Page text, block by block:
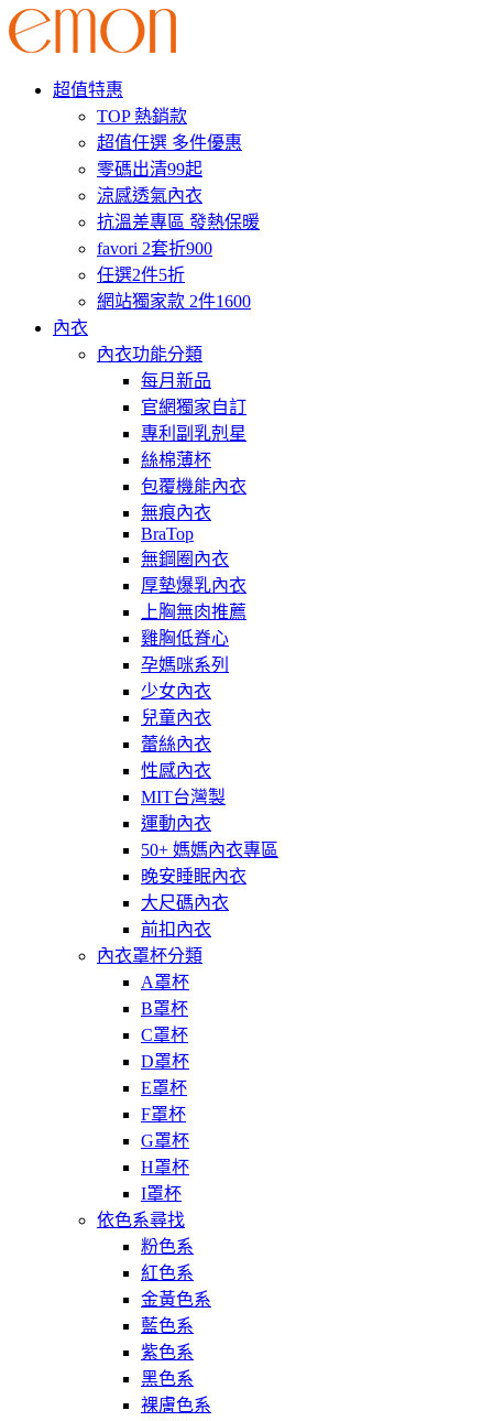
超值特惠
TOP 熱銷款
超值任選 多件優惠
零碼出清99起
涼感透氣內衣
抗溫差專區 發熱保暖
favori 2套折900
任選2件5折
網站獨家款 2件1600
內衣
內衣功能分類
每月新品
官網獨家自訂
專利副乳剋星
絲棉薄杯
包覆機能內衣
無痕內衣
BraTop
無鋼圈內衣
厚墊爆乳內衣
上胸無肉推薦
雞胸低脊心
孕媽咪系列
少女內衣
兒童內衣
蕾絲內衣
性感內衣
MIT台灣製
運動內衣
50+ 媽媽內衣專區
晚安睡眠內衣
大尺碼內衣
前扣內衣
內衣罩杯分類
A罩杯
B罩杯
C罩杯
D罩杯
E罩杯
F罩杯
G罩杯
H罩杯
I罩杯
依色系尋找
粉色系
紅色系
金黃色系
藍色系
紫色系
黑色系
裸膚色系